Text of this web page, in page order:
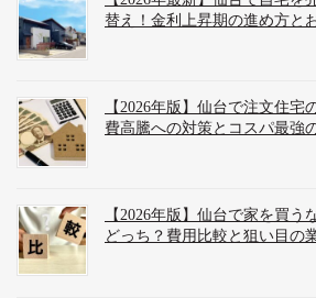
替え！金利上昇期の進め方と
【2026年版】仙台で注文住
費高騰への対策とコスパ最強
【2026年版】仙台で家を買う
どっち？費用比較と狙い目の